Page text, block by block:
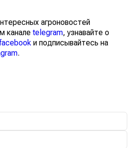
агроновостей
каналеtelegram , узнавайте о
facebook и подписывайтесь на